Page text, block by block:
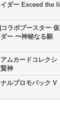
ダー Exceed the li
ラボブースター 仮
ー 〜神秘なる願
ムカードコレクシ
神
ルプロモパック V